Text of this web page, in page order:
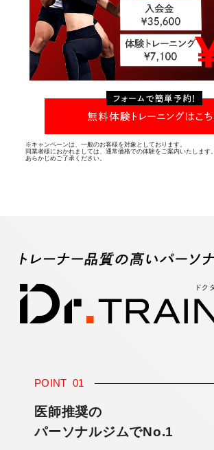
※キャンペーンは、一般のお客様を対象としております。
同業者様におかれましては、通常価格での体験をご案内いたします。
あらかじめご了承ください。
POINT01
医師推奨の
パーソナルジムでNo.1